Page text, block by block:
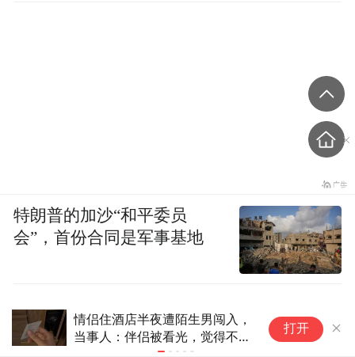
“1岁宝宝在酒店不慎打碎面巾纸
盒被索赔924元”引热议，三亚涉
打开
特朗普的加沙“和平委员
会”，首份合同是军事基地